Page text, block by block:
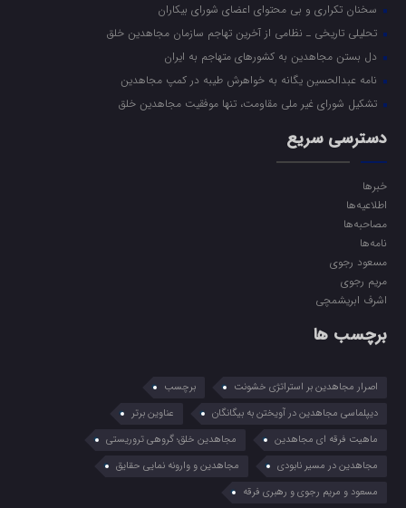
سخنان تکراری و بی محتوای اعضای شورای بیکاران
تحلیلی تاریخی ـ نظامی از آخرین تهاجم سازمان مجاهدین خلق
دل بستن مجاهدین به کشورهای متهاجم به ایران
نامه عبدالحسین یگانه به خواهرش طیبه در کمپ مجاهدین
تشکیل شورای غیر ملی مقاومت، تنها موفقیت مجاهدین خلق
دسترسی سریع
خبرها
اطلاعیه‌ها
مصاحبه‌ها
نامه‌ها
مسعود رجوی
مریم رجوی
اشرف ابریشمچی
برچسب ها
اصرار مجاهدین بر استراتژی خشونت
برچسب
دیپلماسی مجاهدین در آویختن به بیگانگان
عناوین برتر
ماهیت فرقه ای مجاهدین
مجاهدین خلق؛ گروهی تروریستی
مجاهدین در مسیر نابودی
مجاهدین و وارونه نمایی حقایق
مسعود و مریم رجوی و رهبری فرقه